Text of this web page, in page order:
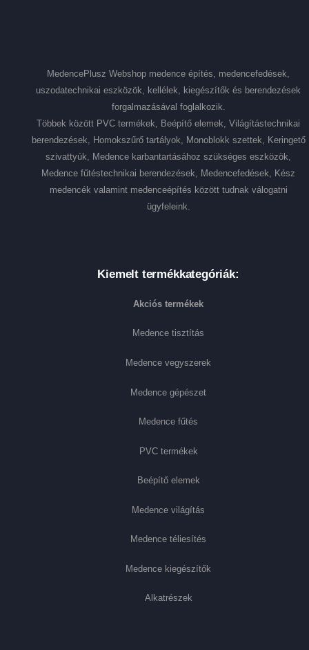
MedencePlusz Webshop medence építés, medencefedések,
uszodatechnikai eszközök, kellélek, kiegészítők és berendezések
forgalmazásával foglalkozik.
Többek között PVC termékek, Beépítő elemek, Világítástechnikai
berendezések, Homokszűrő tartályok, Monoblokk szettek, Keringető
szivattyúk, Medence karbantartásához szükséges eszközök,
Medence fűtéstechnikai berendezések, Medencefedések, Kész
medencék valamint medenceépítés között tudnak válogatni
ügyfeleink.
Kiemelt termékkategóriák:
Akciós termékek
Medence tisztítás
Medence vegyszerek
Medence gépészet
Medence fűtés
PVC termékek
Beépítő elemek
Medence világítás
Medence téliesítés
Medence kiegészítők
Alkatrészek